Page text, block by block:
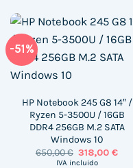
-51%
HP Notebook 245 G8 14″ /
Ryzen 5-3500U / 16GB
DDR4 256GB M.2 SATA
Windows 10
650,00€ El
precio
318,00€El
IVA incluido